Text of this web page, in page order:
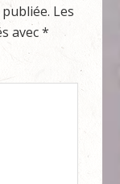
Les
avec*